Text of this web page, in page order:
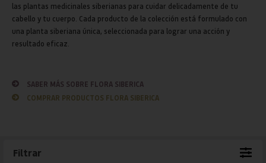
las plantas medicinales siberianas para cuidar delicadamente de tu
cabello y tu cuerpo. Cada producto de la colección está formulado con
una planta siberiana única, seleccionada para lograr una acción y
resultado eficaz.
SABER MÁS SOBRE FLORA SIBERICA
COMPRAR PRODUCTOS FLORA SIBERICA
Filtrar